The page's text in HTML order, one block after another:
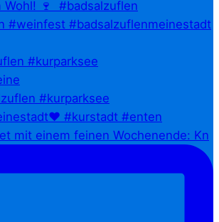
#kurparksee
mit einem feinen Wochenende: Kn